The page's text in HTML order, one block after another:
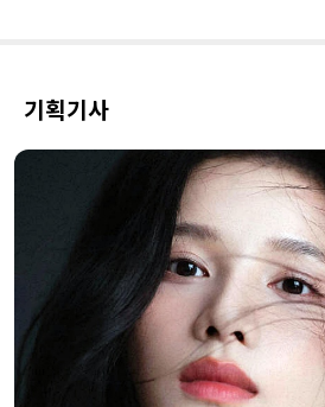
기획기사